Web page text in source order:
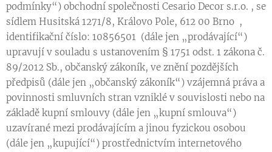
podmínky“) obchodní společnosti Cesario Decor s.r.o. , se
sídlem Husitská 1271/8, Královo Pole, 612 00 Brno ,
identifikační číslo: 10856501 (dále jen „prodávající“)
upravují v souladu s ustanovením § 1751 odst. 1 zákona č.
89/2012 Sb., občanský zákoník, ve znění pozdějších
předpisů (dále jen „občanský zákoník“) vzájemná práva a
povinnosti smluvních stran vzniklé v souvislosti nebo na
základě kupní smlouvy (dále jen „kupní smlouva“)
uzavírané mezi prodávajícím a jinou fyzickou osobou
(dále jen „kupující“) prostřednictvím internetového